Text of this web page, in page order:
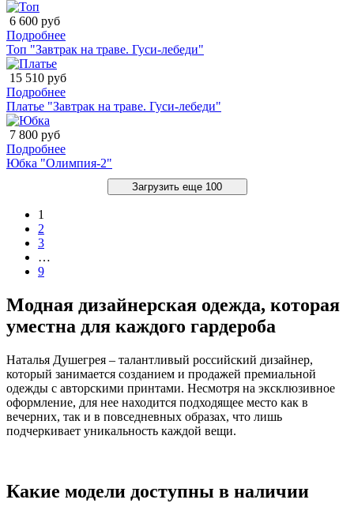
6 600 руб
Подробнее
Топ "Завтрак на траве. Гуси-лебеди"
15 510 руб
Подробнее
Платье "Завтрак на траве. Гуси-лебеди"
7 800 руб
Подробнее
Юбка "Олимпия-2"
Загрузить еще 100
1
2
3
…
9
Модная дизайнерская одежда, которая
уместна для каждого гардероба
Наталья Душегрея – талантливый российский дизайнер,
который занимается созданием и продажей премиальной
одежды с авторскими принтами. Несмотря на эксклюзивное
оформление, для нее находится подходящее место как в
вечерних, так и в повседневных образах, что лишь
подчеркивает уникальность каждой вещи.
Какие модели доступны в наличии